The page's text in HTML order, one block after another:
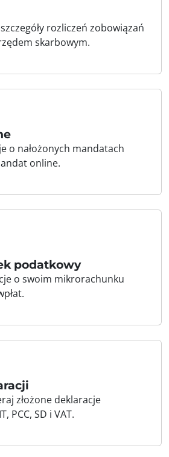
rozliczeń zobowiązań
skarbowym.
o nałożonych mandatach
online.
podatkowy
o swoim mikrorachunku
złożone deklaracje
PCC, SD i VAT.